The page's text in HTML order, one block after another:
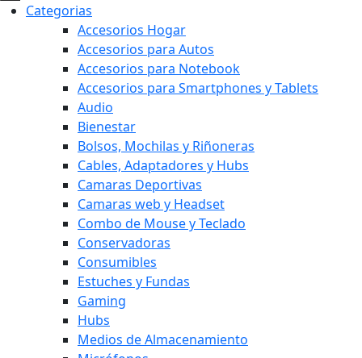
Categorias
Accesorios Hogar
Accesorios para Autos
Accesorios para Notebook
Accesorios para Smartphones y Tablets
Audio
Bienestar
Bolsos, Mochilas y Riñoneras
Cables, Adaptadores y Hubs
Camaras Deportivas
Camaras web y Headset
Combo de Mouse y Teclado
Conservadoras
Consumibles
Estuches y Fundas
Gaming
Hubs
Medios de Almacenamiento